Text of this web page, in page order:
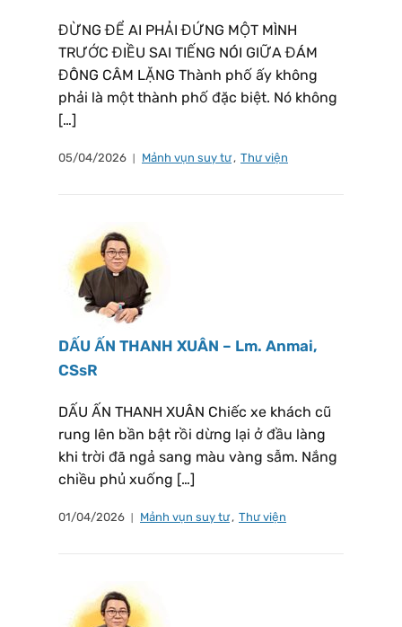
ĐỪNG ĐỂ AI PHẢI ĐỨNG MỘT MÌNH
TRƯỚC ĐIỀU SAI TIẾNG NÓI GIỮA ĐÁM
ĐÔNG CÂM LẶNG Thành phố ấy không
phải là một thành phố đặc biệt. Nó không
[…]
05/04/2026 Mảnh vụn suy tư, Thư viện
DẤU ẤN THANH XUÂN – Lm. Anmai,
CSsR
DẤU ẤN THANH XUÂN Chiếc xe khách cũ
rung lên bần bật rồi dừng lại ở đầu làng
khi trời đã ngả sang màu vàng sẫm. Nắng
chiều phủ xuống […]
01/04/2026 Mảnh vụn suy tư, Thư viện